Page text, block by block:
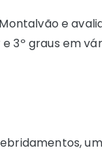
e
e 3º graus em